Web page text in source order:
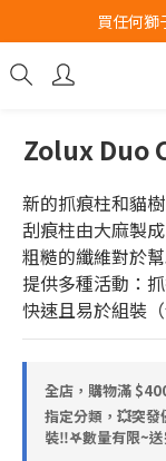
買任何
Zolux Duo
新的抓痕柱和貓
刮痕柱由大麻製
粗糙的纖維對於
提供多種活動：
快速且易於組裝
全店，購物滿
指定分類，💥突
裝‼️𖤐數量有限~